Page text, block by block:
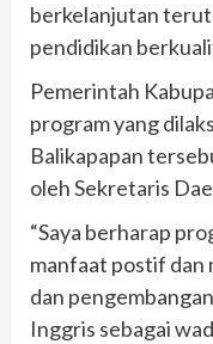
berkelanjutan
pendidikan
Pemerintah
program yang
Balikapapan
oleh Sekretaris
“Saya berharap
manfaat postif dan
dan
Inggris sebagai